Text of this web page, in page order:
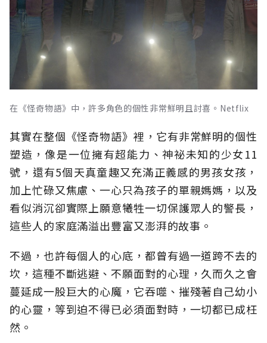
在《怪奇物語》中，許多角色的個性非常鮮明且討喜。Netflix
其實在整個《怪奇物語》裡，它有非常鮮明的個性
塑造，像是一位擁有超能力、神祕未知的少女11
號，還有5個天真童趣又充滿正義感的男孩女孩，
加上忙碌又焦慮、一心只為孩子的單親媽媽，以及
看似消沉卻實際上願意犧牲一切保護眾人的警長，
這些人的家庭滿溢出豐富又澎湃的故事。
不過，也許每個人的心底，都曾有過一道跨不去的
坎，這種不斷逃避、不願面對的心理，久而久之會
蔓延成一股巨大的心魔，它吞噬、摧殘著自己幼小
的心靈，等到迫不得已必須面對時，一切都已成枉
然。